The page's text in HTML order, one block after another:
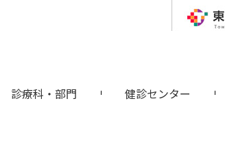
診療科・部門 健診センター